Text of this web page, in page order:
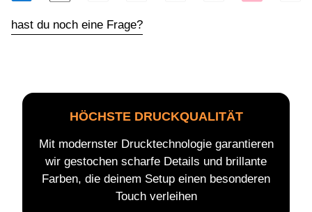
hast du noch eine Frage?
HÖCHSTE DRUCKQUALITÄT
Mit modernster Drucktechnologie garantieren
wir gestochen scharfe Details und brillante
Farben, die deinem Setup einen besonderen
Touch verleihen